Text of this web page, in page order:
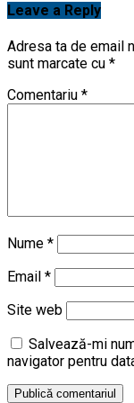
Leave a Reply
Adresa ta de email
sunt marcate cu *
Comentariu *
Nume *
Email *
Site web
Salvează-mi
navigator pentru